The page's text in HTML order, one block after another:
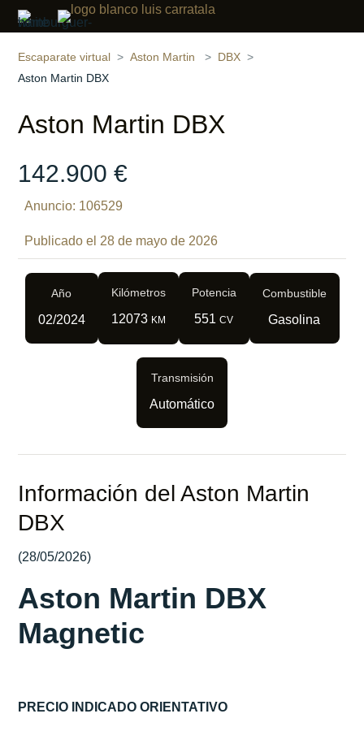
‹ ›
Compartir
Escaparate virtual Aston Martin
DBX
Aston Martin DBX
Aston Martin DBX
142.900 €
Anuncio: 106529
Publicado el 28 de mayo de 2026
Año
02/2024
Kilómetros
12073 KM
Potencia
551 CV
Combustible
Gasolina
Transmisión
Automático
Información del Aston Martin
DBX
(28/05/2026)
Aston Martin DBX
Magnetic
PRECIO INDICADO ORIENTATIVO